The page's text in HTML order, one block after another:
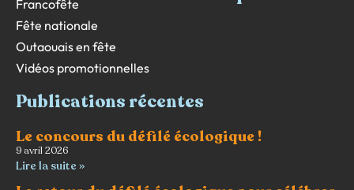
Francofête
Fête nationale
Outaouais en fête
Vidéos promotionnelles
Publications récentes
Le concours du défilé écologique !
9 avril 2026
Lire la suite »